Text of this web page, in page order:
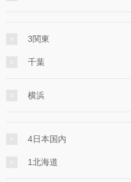
3関東
千葉
横浜
4日本国内
1北海道